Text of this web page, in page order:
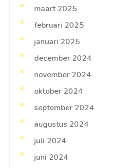
maart 2025
februari 2025
januari 2025
december 2024
november 2024
oktober 2024
september 2024
augustus 2024
juli 2024
juni 2024